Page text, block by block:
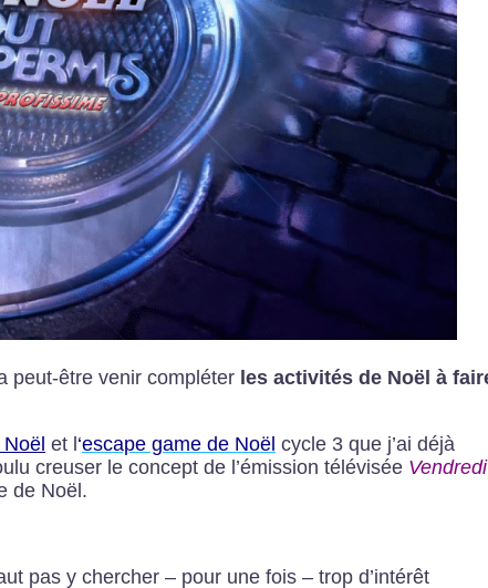
peut-être venir compléter les activités de Noël à
et l‘escape game de Noël cycle 3 que j’ai déjà
creuser le concept de l’émission télévisée Vendredi
de Noël.
pas y chercher – pour une fois – trop d’intérêt